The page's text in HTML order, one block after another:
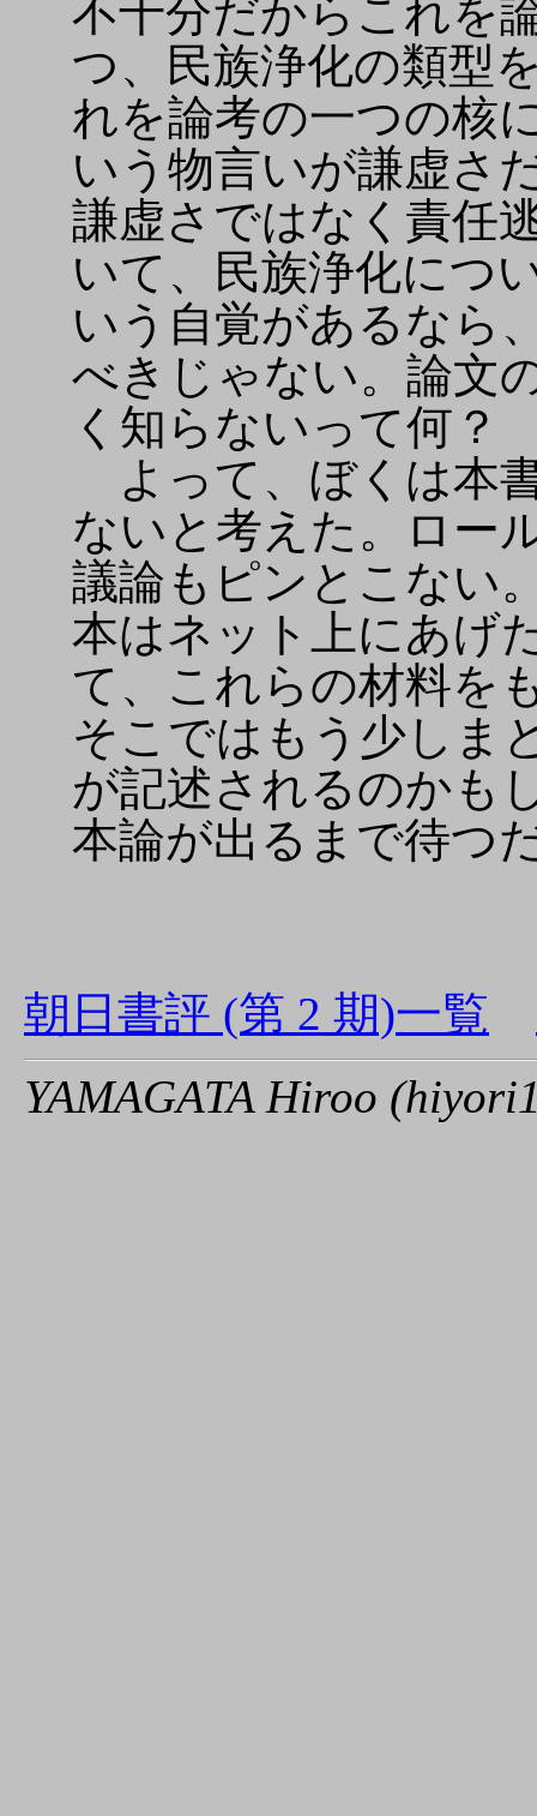
不十分だからこれを
つ、民族浄化の類型
れを論考の一つの核
いう物言いが謙虚さ
謙虚さではなく責任
いて、民族浄化につ
いう自覚があるなら
べきじゃない。論文
く知らないって何？
よって、ぼくは本
ないと考えた。ロー
議論もピンとこない
本はネット上にあげ
て、これらの材料を
そこではもう少しま
が記述されるのかも
本論が出るまで待つ
朝日書評 (第 2 期)一覧
YAMAGATA Hiroo